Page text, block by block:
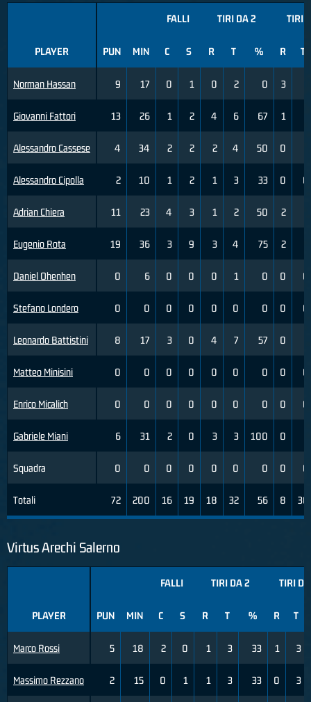
PLAYER
Norman Hassan
Giovanni Fattori
Alessandro Cassese
Alessandro Cipolla
Adrian Chiera
Eugenio Rota
Daniel Ohenhen
Stefano Londero
Leonardo Battistini
Matteo Minisini
Enrico Micalich
Gabriele Miani
Squadra
Totali
FALLI TIRI DA 2 TIRI
PUN MIN C S R T % R T
9 17 0 1 0 2 0 3
13 26 1 2 4 6 67 1
4 34 2 2 2 4 50 0
2 10 1 2 1 3 33 0 0
11 23 4 3 1 2 50 2
19 36 3 9 3 4 75 2
0 6 0 0 0 1 0 0 0
0 0 0 0 0 0 0 0 0
8 17 3 0 4 7 57 0
0 0 0 0 0 0 0 0 0
0 0 0 0 0 0 0 0 0
6 31 2 0 3 3 100 0
0 0 0 0 0 0 0 0 0
72 200 16 19 18 32 56 8 30
Virtus Arechi Salerno
PLAYER
Marco Rossi
Massimo Rezzano
FALLI TIRI DA 2 TIRI
PUN MIN C S R T % R T
5 18 2 0 1 3 33 1 3
2 15 0 1 1 3 33 0 3